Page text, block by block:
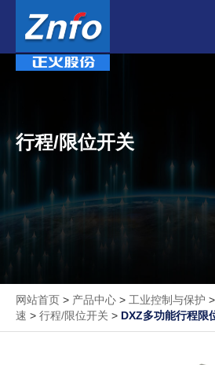
行程/限位开关
网站首页 > 产品中心 > 工业控制与保护 >
速 > 行程/限位开关 > DXZ多功能行程限